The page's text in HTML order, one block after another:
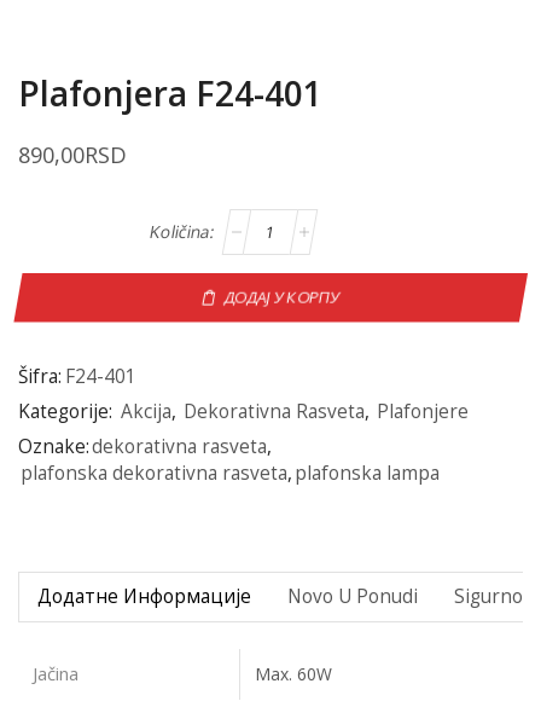
Plafonjera F24-401
890,00RSD
ДОДАЈ У КОРПУ
Šifra: F24-401
Kategorije: Akcija, Dekorativna Rasveta, Plafonjere
Oznake:dekorativna rasveta,
plafonska dekorativna rasveta,plafonska lampa
Додатне Информације Novo U Ponudi Sigurno
Jačina Max. 60W